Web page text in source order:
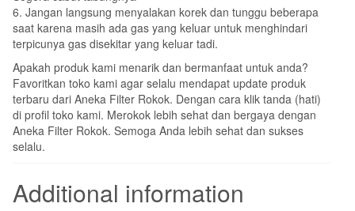
6. Jangan langsung menyalakan korek dan tunggu beberapa
saat karena masih ada gas yang keluar untuk menghindari
terpicunya gas disekitar yang keluar tadi.
Apakah produk kami menarik dan bermanfaat untuk anda?
Favoritkan toko kami agar selalu mendapat update produk
terbaru dari Aneka Filter Rokok. Dengan cara klik tanda (hati)
di profil toko kami. Merokok lebih sehat dan bergaya dengan
Aneka Filter Rokok. Semoga Anda lebih sehat dan sukses
selalu.
Additional information